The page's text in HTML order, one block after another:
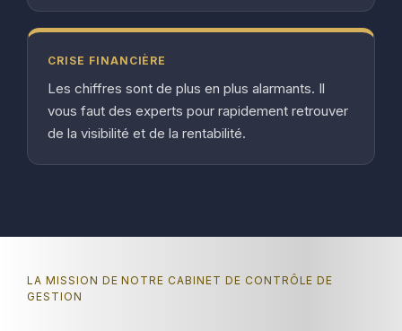
CRISE FINANCIÈRE
Les chiffres sont de plus en plus alarmants. Il
vous faut des experts pour rapidement retrouver
de la visibilité et de la rentabilité.
LA MISSION DE NOTRE CABINET DE CONTRÔLE DE
GESTION